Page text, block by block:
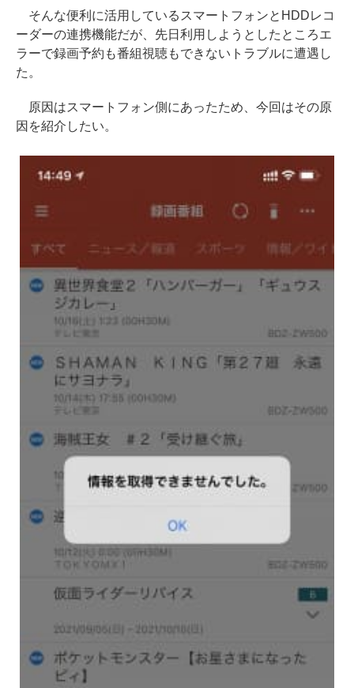
そんな便利に活用しているスマートフォンとHDDレコ
ーダーの連携機能だが、先日利用しようとしたところエ
ラーで録画予約も番組視聴もできないトラブルに遭遇し
た。
原因はスマートフォン側にあったため、今回はその原
因を紹介したい。